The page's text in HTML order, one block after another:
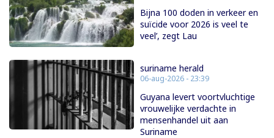
Bijna 100 doden in verkeer en
suïcide voor 2026 is veel te
veel’, zegt Lau
suriname herald
06-aug-2026 - 23:39
Guyana levert voortvluchtige
vrouwelijke verdachte in
mensenhandel uit aan
Suriname